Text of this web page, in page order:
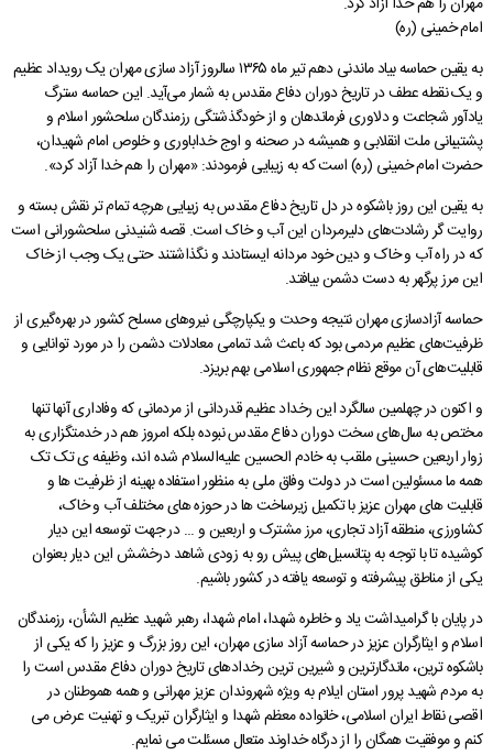
امام خمینی (ره)
به یقین حماسه بیاد ماندنی دهم تیر ماه ۱۳۶۵ سالروز آزاد سازی مهران یک رویداد عظیم
و یک نقطه عطف در تاریخ دوران دفاع مقدس به شمار می‌‌آید. این حماسه سترگ
یادآور شجاعت و دلاوری فرماندهان و از خودگذشتگی رزمندگان سلحشور اسلام و
پشتیبانی ملت انقلابی و همیشه در صحنه و اوج خداباوری و خلوص امام شهیدان،
حضرت امام خمینی (ره) است که به زیبایی فرمودند: «مهران را هم خدا آزاد کرد».
به یقین این روز باشکوه در دل تاریخ دفاع مقدس به زیبایی هرچه تمام تر نقش بسته و
روایت گر رشادت‌های دلیرمردان این آب و خاک است. قصه شنیدنی سلحشورانی است
که در راه آب و خاک و دین خود مردانه ایستادند و نگذاشتند حتی یک وجب از خاک
این مرز پرگهر به دست دشمن بیافتد.
حماسه آزادسازی مهران نتیجه وحدت و یکپارچگی نیروهای مسلح کشور در بهره‌گیری از
ظرفیت‌های عظیم مردمی بود که باعث شد تمامی معادلات دشمن را در مورد توانایی و
قابلیت‌های آن موقع نظام جمهوری اسلامی بهم بریزد.
و اکنون در چهلمین سالگرد این رخداد عظیم قدردانی از مردمانی که وفاداری آنها تنها
مختص به سال‌های سخت دوران دفاع مقدس نبوده بلکه امروز هم در خدمتگزاری به
زوار اربعین حسینی ملقب به خادم الحسین علیه‌السلام شده اند، وظیفه ی تک تک
همه ما مسئولین است در دولت وفاق ملی به منظور استفاده بهینه از ظرفیت ها و
قابلیت های مهران عزیز با تکمیل زیرساخت ها در حوزه های مختلف آب و خاک،
کشاورزی، منطقه آزاد تجاری، مرز مشترک و اربعین و ... در جهت توسعه این دیار
کوشیده تا با توجه به پتانسیل‌های پیش رو به زودی شاهد درخشش این دیار بعنوان
یکی از مناطق پیشرفته و توسعه یافته در کشور باشیم.
در پایان با گرامیداشت یاد و خاطره شهدا، امام شهدا، رهبر شهید عظیم الشأن، رزمندگان
اسلام و ایثارگران عزیز در حماسه آزاد سازی مهران، این روز بزرگ و عزیز را که یکی از
باشکوه ترین، ماندگارترین و شیرین ترین رخدادهای تاریخ دوران دفاع مقدس است را
به مردم شهید پرور استان ایلام به ویژه شهروندان عزیز مهرانی و همه هموطنان در
اقصی نقاط ایران اسلامی، خانواده معظم شهدا و ایثارگران تبریک و تهنیت عرض می
کنم و موفقیت همگان را از درگاه خداوند متعال مسئلت می نمایم.
دفتر امور اداری مالی
شورای فرهنگی
پایگاه بنیاد شهید و امور ایثارگران
قرارگاه اقتصادی مقاومتی استان
فرمانداری سیروان
فرمانداری چرداول
فرمانداری هلیلان
فرمانداری ملکشاهی
فرمانداری ایوان
فرمانداری بدره
شاخص های آماری اقتصادی
سامانه مدیریت خدمات دولت
دارندگان پروانه دفاتر خدمات پیشخوان استان
سامانه انتشار و دسترسی آزاد به اطلاعات
پیشخوان ارباب رجوع (ثبت و رهگیری مکاتبات)
سامانه آموزش، پژوهش و مدیریت دانش
نمودار سازمانی
درباره ما
تلفن دفاتر مدیران استانداری
بیانیه راهبرد مشارکت عمومی
تصمیم گیری الکترونیکی
بیانیه حریم خصوصی
دستورالعمل بروزرسانی سایت
بیانیه توافقنامه سطح خدمت
ارتباط با ما در پیام رسان ها
حقوق شهروندی
نظر، انتقاد، پیشنهاد
تلفن های ضروری استان
راهنمای ثبت شکایت
راهنمای فرآیند حل اختلاف
راهنمای رسیدگی به تخلفات اداری
تماس با ما
فعالان اقتصادی
درخواست های واحدهای اقتصادی
راهنمای فعالان اقتصادی
گالری
گالری تصاویر
گالری استاندار
گالری فیلم
اخبار انتخابات
اخبار وزارت کشور، استانداری ایلام
پربازدیدترین اخبار
نشریات استانداری
نشریات دفتر روابط عمومی
نشريات دفتر بازرسی، امور حقوقی و ارزيابی عملکرد
نشريات دفترپدافندغيرعامل
آرشیو اطلاعیه ها و بخشنامه ها
قوانین و مقررات
قانون اساسی
چشم انداز استان ایلام
قانون برنامه هفتم توسعه
قوانین عادی
آئین نامه ها
اسناد بالادستی
مناقصه، مزایده و فراخوان
پیشخوان ارباب رجوع(ثبت و پیگیری مکاتبات)
پرسش و پاسخ های متداول
جستجو